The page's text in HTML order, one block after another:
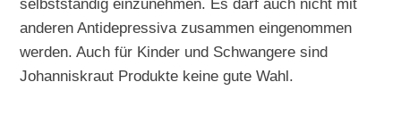
selbstständig einzunehmen. Es darf auch nicht mit
anderen Antidepressiva zusammen eingenommen
werden. Auch für Kinder und Schwangere sind
Johanniskraut Produkte keine gute Wahl.